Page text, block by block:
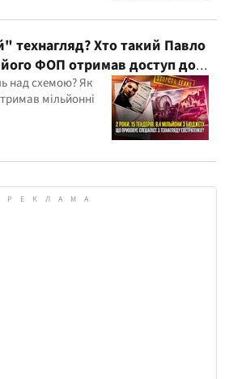
технагляд? Хто такий Павло
його ФОП отримав доступ до
над схемою? Як
мільйонні